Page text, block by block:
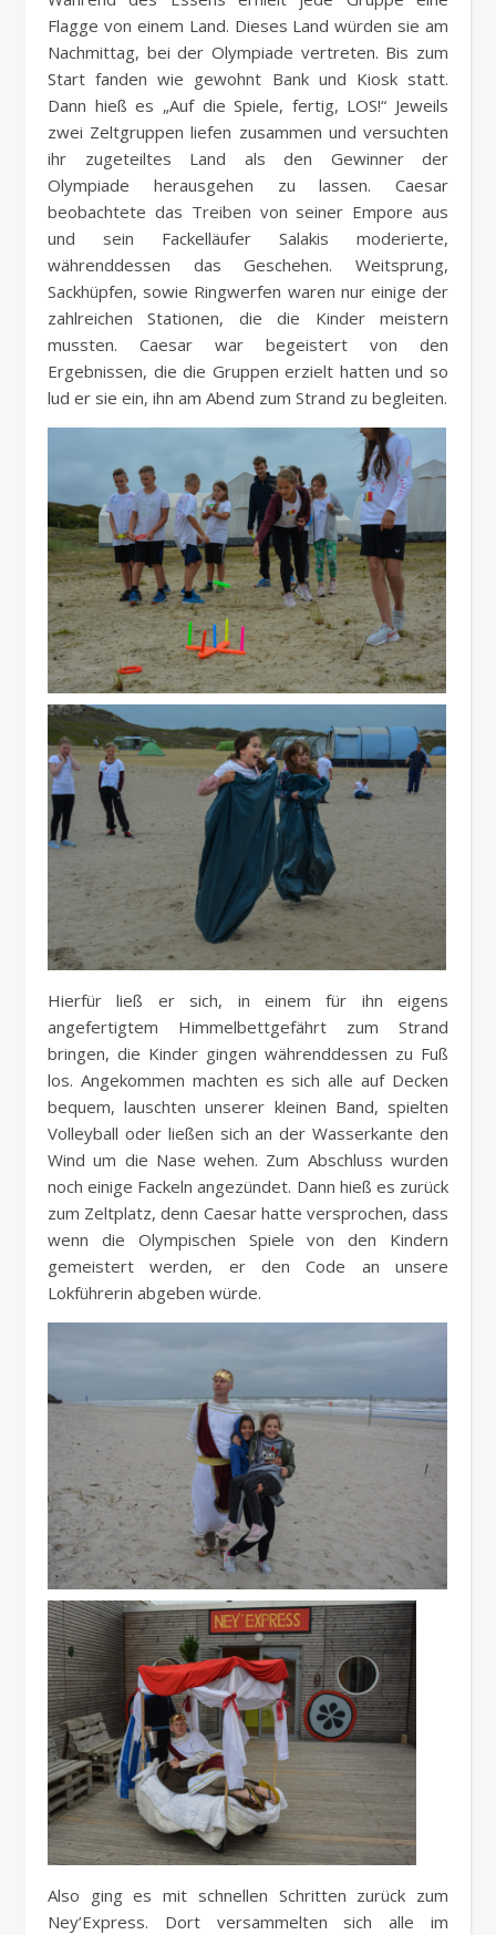
Flagge von einem Land. Dieses Land würden sie am
Nachmittag, bei der Olympiade vertreten. Bis zum
Start fanden wie gewohnt Bank und Kiosk statt.
Dann hieß es „Auf die Spiele, fertig, LOS!“ Jeweils
zwei Zeltgruppen liefen zusammen und versuchten
ihr zugeteiltes Land als den Gewinner der
Olympiade herausgehen zu lassen. Caesar
beobachtete das Treiben von seiner Empore aus
und sein Fackelläufer Salakis moderierte,
währenddessen das Geschehen. Weitsprung,
Sackhüpfen, sowie Ringwerfen waren nur einige der
zahlreichen Stationen, die die Kinder meistern
mussten. Caesar war begeistert von den
Ergebnissen, die die Gruppen erzielt hatten und so
lud er sie ein, ihn am Abend zum Strand zu begleiten.
Hierfür ließ er sich, in einem für ihn eigens
angefertigtem Himmelbettgefährt zum Strand
bringen, die Kinder gingen währenddessen zu Fuß
los. Angekommen machten es sich alle auf Decken
bequem, lauschten unserer kleinen Band, spielten
Volleyball oder ließen sich an der Wasserkante den
Wind um die Nase wehen. Zum Abschluss wurden
noch einige Fackeln angezündet. Dann hieß es zurück
zum Zeltplatz, denn Caesar hatte versprochen, dass
wenn die Olympischen Spiele von den Kindern
gemeistert werden, er den Code an unsere
Lokführerin abgeben würde.
Also ging es mit schnellen Schritten zurück zum
Ney’Express. Dort versammelten sich alle im